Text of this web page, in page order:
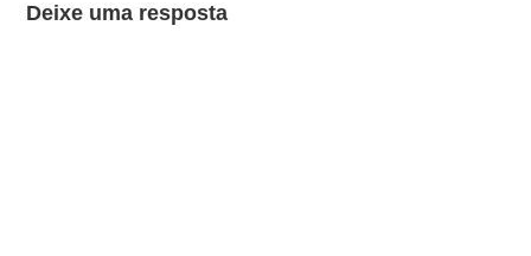
Deixe uma resposta